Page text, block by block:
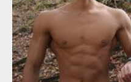
Category:公園のマッチョ その
ダウンロード
で紹介さ…
NHK「所